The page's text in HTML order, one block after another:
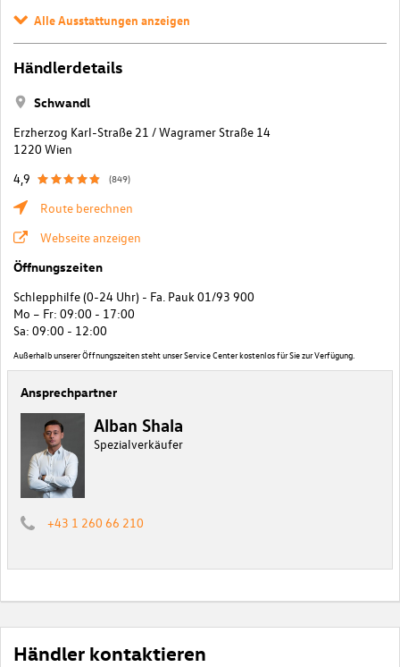
Alle Ausstattungen anzeigen
Händlerdetails
Schwandl
Erzherzog Karl-Straße 21 / Wagramer Straße 14
1220 Wien
4,9
(849)
Route berechnen
Webseite anzeigen
Öffnungszeiten
Schlepphilfe (0-24 Uhr) - Fa. Pauk 01/93 900
Mo – Fr: 09:00 - 17:00
Sa: 09:00 - 12:00
Außerhalb unserer Öffnungszeiten steht unser Service Center kostenlos für Sie zur Verfügung.
Ansprechpartner
Alban Shala
Spezialverkäufer
+43 1 260 66 210
Händler kontaktieren